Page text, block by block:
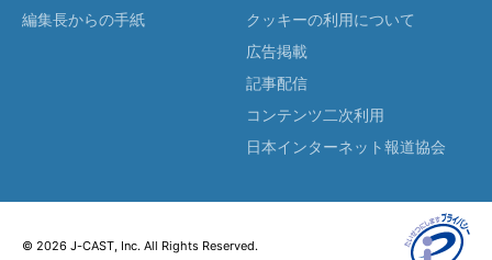
編集長からの手紙
クッキーの利用について
広告掲載
記事配信
コンテンツ二次利用
日本インターネット報道協会
© 2026 J-CAST, Inc. All Rights Reserved.